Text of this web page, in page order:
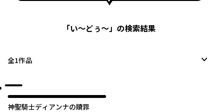
「い〜どぅ〜」の検索結果
全1作品
神聖騎士ディアンナの贖罪